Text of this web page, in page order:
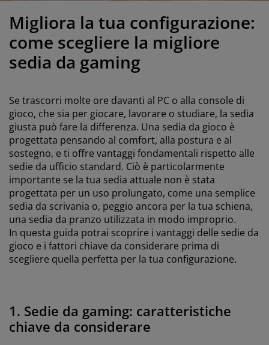
da camera da letto
con contenitore
a doghe
per bambini
per la cura di mobili
per vetri
da esterno
per la casa
da letto per bambini
Migliora la tua configurazione:
come scegliere la migliore
sedia da gaming
Se trascorri molte ore davanti al PC o alla console di
gioco, che sia per giocare, lavorare o studiare, la sedia
giusta può fare la differenza. Una sedia da gioco è
progettata pensando al comfort, alla postura e al
sostegno, e ti offre vantaggi fondamentali rispetto alle
sedie da ufficio standard. Ciò è particolarmente
importante se la tua sedia attuale non è stata
progettata per un uso prolungato, come una semplice
sedia da scrivania o, peggio ancora per la tua schiena,
una sedia da pranzo utilizzata in modo improprio.
In questa guida potrai scoprire i vantaggi delle sedie da
gioco e i fattori chiave da considerare prima di
scegliere quella perfetta per la tua configurazione.
1. Sedie da gaming: caratteristiche
chiave da considerare